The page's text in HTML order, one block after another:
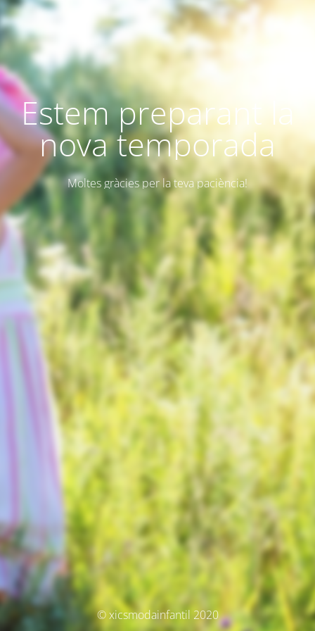
Estem preparant la
nova temporada
Moltes gràcies per la teva paciència!
© xicsmodainfantil 2020